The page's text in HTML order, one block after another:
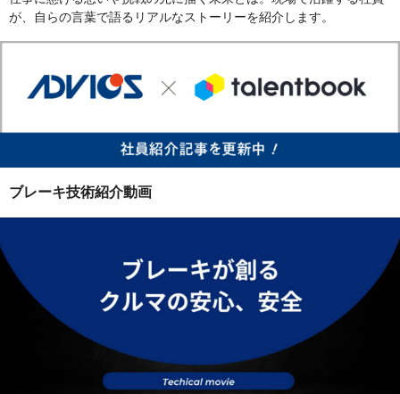
が、自らの言葉で語るリアルなストーリーを紹介します。
ブレーキ技術紹介動画